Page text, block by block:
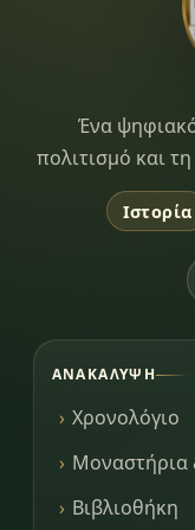
Dimitsana.gr
Ένα
πολιτισμό και
Ιστορία
ΑΝΑΚΆΛΥΨΗ
Χρονολόγιο
Μοναστήρια
Βιβλιοθήκη